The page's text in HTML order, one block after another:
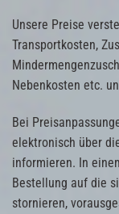
Unsere Preise
Transportkosten,
Nebenkosten etc.
Bei
elektronisch über
informieren. In
Bestellung auf die
stornieren,